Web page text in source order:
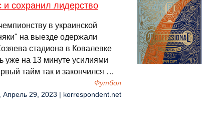
сохранил лидерство
в украинской
на выезде одержали
стадиона в Ковалевке
уже на 13 минуте усилиями
тайм так и закончился …
Футбол
Апрель 29, 2023 | korrespondent.net